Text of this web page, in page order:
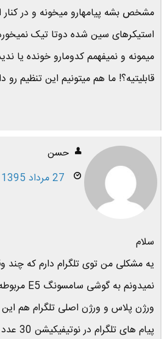
مشخص بشه پیامهارو میخونه و در کنار
استیکرهای سین شده دوتا تیک
میمونه و نمیفهمم کدومارو خونده یا
قابلیتیه؟! ما هم میتونیم این تنظیم رو
حسن
27 مرداد 1395
سلام
یه مشکلی من توی تلگرام دارم که چند
نمیدونم به گوشی سامسونگ E5 مربوطه یا اپلیکیشن تلگرام.
ورژن پلاس و ورژن اصلی تلگرام هم
پیام های